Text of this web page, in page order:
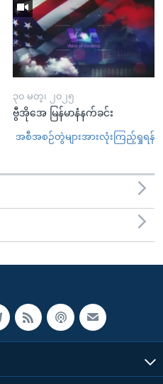
၃၀ မတ္၊ ၂၀၂၅
ဗွီအိုအေ မြန်မာနံနက်ခင်း
အစီအစဉ်တွဲများအားလုံးကြည့်ရှုရန်